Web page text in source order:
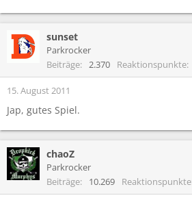
sunset
Parkrocker
Beiträge
2.370 Reaktionspunkte
15. August 2011
Jap, gutes Spiel.
chaoZ
Parkrocker
Beiträge
10.269 Reaktionspunkte